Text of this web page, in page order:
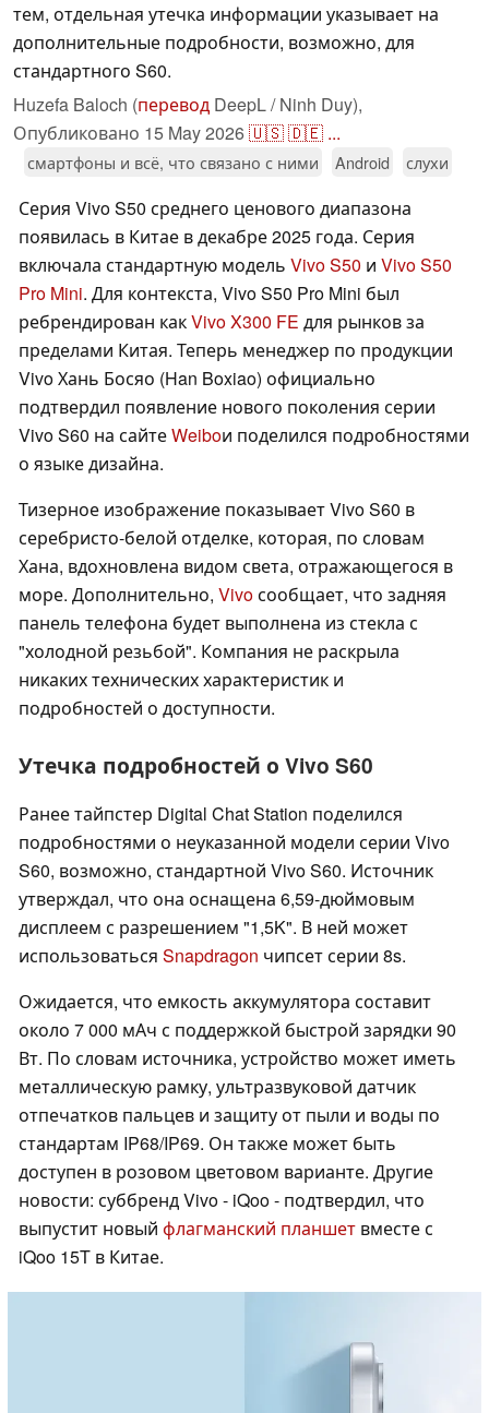
тем, отдельная утечка информации указывает на
дополнительные подробности, возможно, для
стандартного S60.
Huzefa Baloch (перевод DeepL / Ninh Duy),
Опубликовано 15 May 2026🇺🇸🇩🇪 ...
смартфоны и всё, что связано с ними Android слухи
Серия Vivo S50 среднего ценового диапазона
появилась в Китае в декабре 2025 года. Серия
включала стандартную модель Vivo S50 и Vivo S50
Pro Mini. Для контекста, Vivo S50 Pro Mini был
ребрендирован какVivo X300 FE для рынков за
пределами Китая. Теперь менеджер по продукции
Vivo Хань Босяо (Han Boxiao) официально
подтвердил появление нового поколения серии
Vivo S60 на сайтеWeiboи поделился подробностями
о языке дизайна.
Тизерное изображение показывает Vivo S60 в
серебристо-белой отделке, которая, по словам
Хана, вдохновлена видом света, отражающегося в
море. Дополнительно, Vivoсообщает, что задняя
панель телефона будет выполнена из стекла с
"холодной резьбой". Компания не раскрыла
никаких технических характеристик и
подробностей о доступности.
Утечка подробностей о Vivo S60
Ранее тайпстер Digital Chat Station поделился
подробностями о неуказанной модели серии Vivo
S60, возможно, стандартной Vivo S60. Источник
утверждал, что она оснащена 6,59-дюймовым
дисплеем с разрешением "1,5K". В ней может
использоваться Snapdragon чипсет серии 8s.
Ожидается, что емкость аккумулятора составит
около 7 000 мАч с поддержкой быстрой зарядки 90
Вт. По словам источника, устройство может иметь
металлическую рамку, ультразвуковой датчик
отпечатков пальцев и защиту от пыли и воды по
стандартам IP68/IP69. Он также может быть
доступен в розовом цветовом варианте. Другие
новости: суббренд Vivo - iQoo - подтвердил, что
выпустит новый флагманский планшет вместе с
iQoo 15T в Китае.